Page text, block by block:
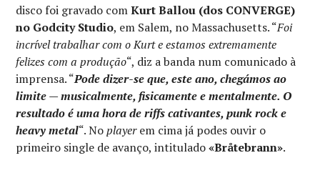
disco foi gravado comKurt Ballou (dos CONVERGE)
no Godcity Studio, em Salem, no Massachusetts. “Foi
incrível trabalhar com o Kurt e estamos extremamente
felizes com a produção“, diz a banda num comunicado à
imprensa. “Pode dizer-se que, este ano, chegámos ao
limite — musicalmente, fisicamente e mentalmente. O
resultado é uma hora de riffs cativantes, punk rock e
heavy metal“. Noplayerem cima já podes ouvir o
primeiro single de avanço, intitulado«Bråtebrann».